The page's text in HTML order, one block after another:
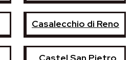
Casalecchio di Reno
Castel San Pietro